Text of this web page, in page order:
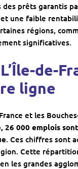
prêts garantis
une faible
régions,
significatives.
de-
ligne
et les
26 000 emplois
. Ces chiffres sont
Cette
les grandes